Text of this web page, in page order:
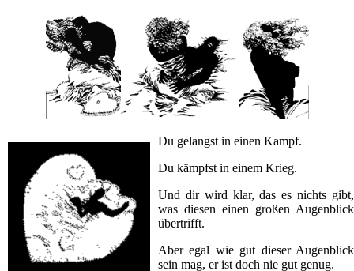
Du gelangst in einen Kampf.
Du kämpfst in einem Krieg.
Und dir wird klar, das es nichts gibt,
was diesen einen großen Augenblick
übertrifft.
Aber egal wie gut dieser Augenblick
sein mag, er ist doch nie gut genug.